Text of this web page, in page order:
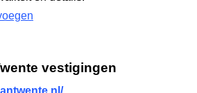
vestigingen